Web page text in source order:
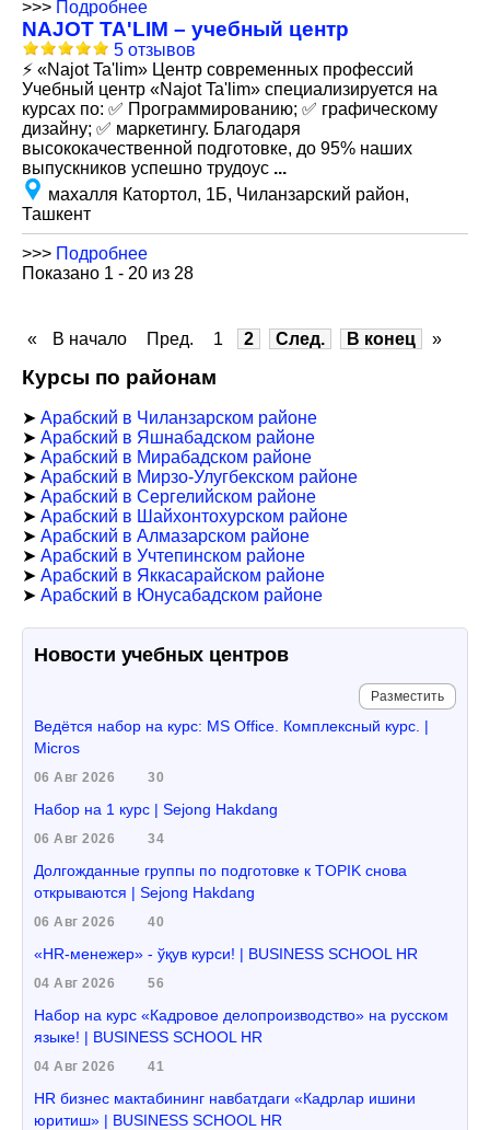
>>> Подробнее
NAJOT TA'LIM – учебный центр
5 отзывов
⚡ «Najot Ta'lim» Центр современных профессий
Учебный центр «Najot Ta'lim» специализируется на
курсах по: ✅ Программированию; ✅ графическому
дизайну; ✅ маркетингу. Благодаря
высококачественной подготовке, до 95% наших
выпускников успешно трудоус ...
махалля Катортол, 1Б, Чиланзарский район,
Ташкент
>>> Подробнее
Показано 1 - 20 из 28
« В начало Пред. 1 2 След. В конец »
Курсы по районам
➤ Арабский в Чиланзарском районе
➤ Арабский в Яшнабадском районе
➤ Арабский в Мирабадском районе
➤ Арабский в Мирзо-Улугбекском районе
➤ Арабский в Сергелийском районе
➤ Арабский в Шайхонтохурском районе
➤ Арабский в Алмазарском районе
➤ Арабский в Учтепинском районе
➤ Арабский в Яккасарайском районе
➤ Арабский в Юнусабадском районе
Новости учебных центров
Разместить
Ведётся набор на курс: MS Office. Комплексный курс. |
Micros
06 Авг 2026 30
Набор на 1 курс | Sejong Hakdang
06 Авг 2026 34
Долгожданные группы по подготовке к TOPIK снова
открываются | Sejong Hakdang
06 Авг 2026 40
«HR-менежер» - ўқув курси! | BUSINESS SCHOOL HR
04 Авг 2026 56
Набор на курс «Кадровое делопроизводство» на русском
языке! | BUSINESS SCHOOL HR
04 Авг 2026 41
HR бизнес мактабининг навбатдаги «Кадрлар ишини
юритиш» | BUSINESS SCHOOL HR